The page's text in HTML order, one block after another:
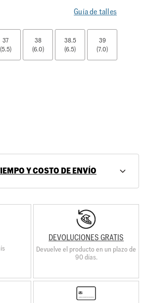
Guía de talles
37
(5.5)
38
(6.0)
38.5
(6.5)
39
(7.0)
Y COSTO DE ENVÍO
DEVOLUCIONES GRATIS
Devuelve el producto en un plazo de
90 días.